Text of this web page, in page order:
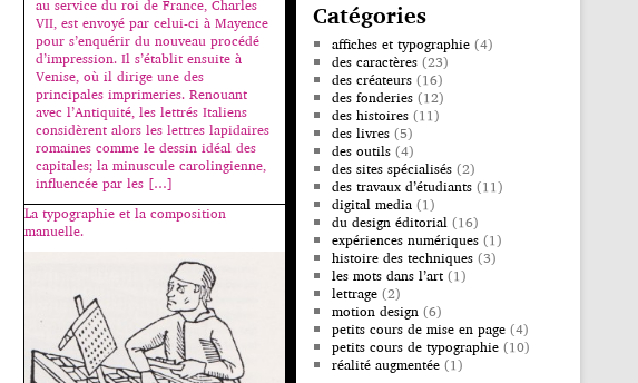
au service du roi de France, Charles
VII, est envoyé par celui-ci à Mayence
pour s’enquérir du nouveau procédé
d’impression. Il s’établit ensuite à
Venise, où il dirige une des
principales imprimeries. Renouant
avec l’Antiquité, les lettrés Italiens
considèrent alors les lettres lapidaires
romaines comme le dessin idéal des
capitales; la minuscule carolingienne,
influencée par les […]
La typographie et la composition
manuelle.
Catégories
affiches et typographie (4)
des caractères (23)
des créateurs (16)
des fonderies (12)
des histoires (11)
des livres (5)
des outils (4)
des sites spécialisés (2)
des travaux d’étudiants (11)
digital media (1)
du design éditorial (16)
expériences numériques (1)
histoire des techniques (3)
les mots dans l’art (1)
lettrage (2)
motion design (6)
petits cours de mise en page (4)
petits cours de typographie (10)
réalité augmentée (1)